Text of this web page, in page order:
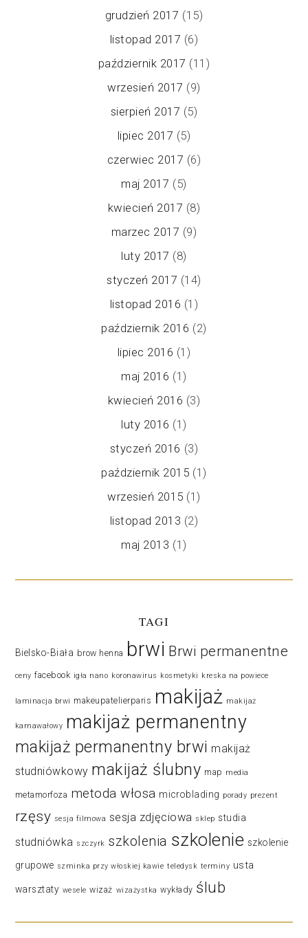
grudzień 2017 (15)
listopad 2017 (6)
październik 2017 (11)
wrzesień 2017 (9)
sierpień 2017 (5)
lipiec 2017 (5)
czerwiec 2017 (6)
maj 2017 (5)
kwiecień 2017 (8)
marzec 2017 (9)
luty 2017 (8)
styczeń 2017 (14)
listopad 2016 (1)
październik 2016 (2)
lipiec 2016 (1)
maj 2016 (1)
kwiecień 2016 (3)
luty 2016 (1)
styczeń 2016 (3)
październik 2015 (1)
wrzesień 2015 (1)
listopad 2013 (2)
maj 2013 (1)
TAGI
Bielsko-Biała brow henna brwi Brwi permanentne
ceny facebook igła nano koronawirus kosmetyki kreska na powiece
laminacja brwi makeupatelierparis makijaż makijaż
karnawałowy makijaż permanentny
makijaż permanentny brwi makijaż
studniówkowy makijaż ślubny map media
metamorfoza metoda włosa microblading porady prezent
rzęsy sesja filmowa sesja zdjęciowa sklep studia
studniówka szczyrk szkolenia szkolenie szkolenie
grupowe szminka przy włoskiej kawie teledysk terminy usta
warsztaty wesele wizaż wizażystka wykłady ślub